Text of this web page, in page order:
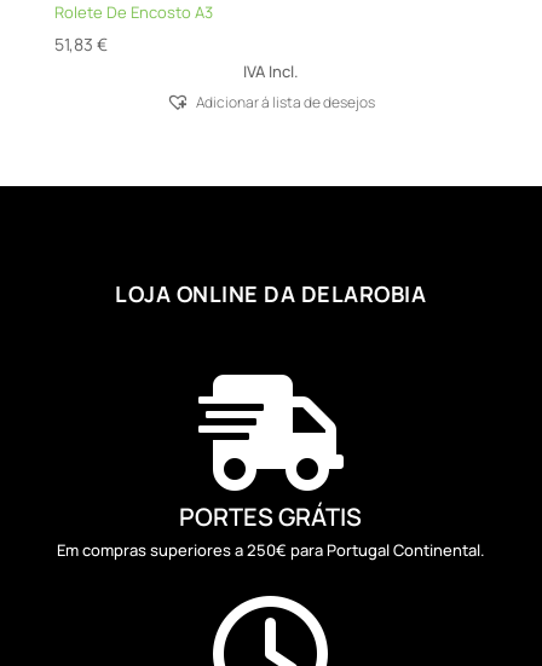
Rolete De Encosto A3
51,83 €
IVA Incl.
Adicionar á lista de desejos
LOJA ONLINE DA DELAROBIA

PORTES GRÁTIS
Em compras superiores a 250€ para Portugal Continental.